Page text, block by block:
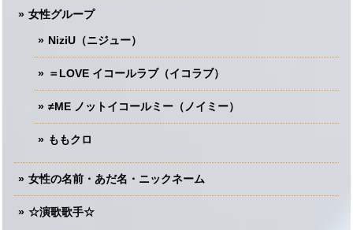
女性グループ
NiziU（ニジュー）
＝LOVE イコールラブ（イコラブ）
≠ME ノットイコールミー（ノイミー）
ももクロ
女性の名前・あだ名・ニックネーム
☆演歌歌手☆